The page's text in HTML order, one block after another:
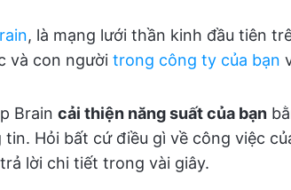
, là mạng lưới thần kinh đầu tiên
và con người trong công ty của bạn
Brain cải thiện năng suất của bạn
Hỏi bất cứ điều gì về công việc
lời chi tiết trong vài giây.